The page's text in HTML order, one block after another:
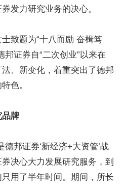
发力研究业务的决心。
致题为“十八而励 奋楫笃
邦证券自“二次创业”以来在
、新变化，着重突出了德邦
色。
品牌
德邦证券‘新经济+大资管’战
决心大力发展研究服务，到
用了半年时间。期间，所长